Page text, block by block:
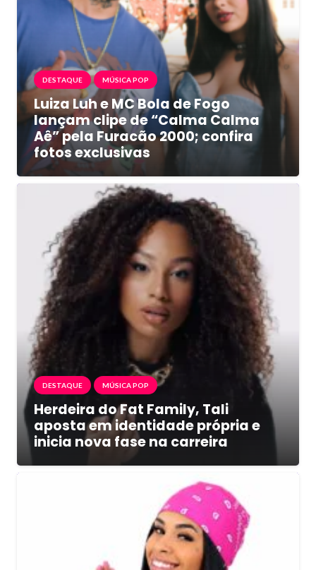
DESTAQUE MÚSICA POP
Luiza Luh e MC Bola de Fogo
lançam clipe de “Calma Calma
Aê” pela Furacão 2000; confira
fotos exclusivas
DESTAQUE MÚSICA POP
Herdeira do Fat Family, Tali
aposta em identidade própria e
inicia nova fase na carreira